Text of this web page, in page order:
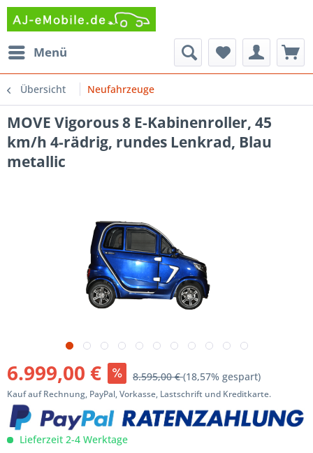
Menü
Übersicht Neufahrzeuge
MOVE Vigorous 8 E-Kabinenroller, 45
km/h 4-rädrig, rundes Lenkrad, Blau
metallic
6.999,00 € 8.595,00 €(18,57% gespart)
Kauf auf Rechnung, PayPal, Vorkasse, Lastschrift und Kreditkarte.
Lieferzeit 2-4 Werktage